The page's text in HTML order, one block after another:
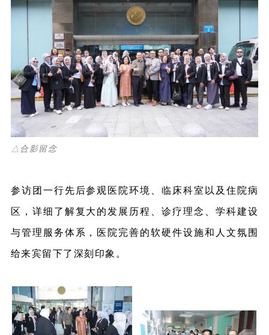
△合影留念
参访团一行先后参观医院环境、临床科室以及住院病
区，详细了解复大的发展历程、诊疗理念、学科建设
与管理服务体系，医院完善的软硬件设施和人文氛围
给来宾留下了深刻印象。